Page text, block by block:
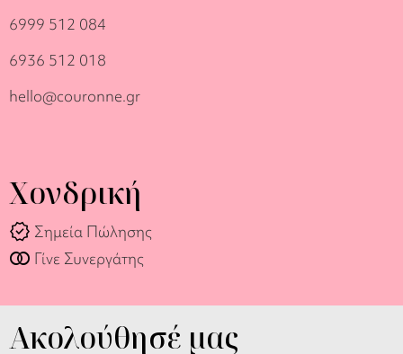
6999 512 084
6936 512 018
hello@couronne.gr
Χονδρική
verified Σημεία Πώλησης
join_full Γίνε Συνεργάτης
Ακολούθησέ μας